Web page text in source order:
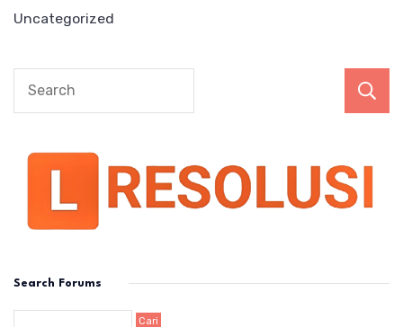
Uncategorized
Search Forums